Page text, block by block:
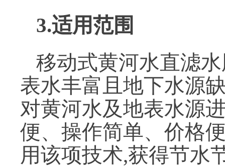
3.适用范围
移动式黄河水直滤
表水丰富且地下水源
对黄河水及地表水源
便、操作简单、价格
用该项技术,获得节水